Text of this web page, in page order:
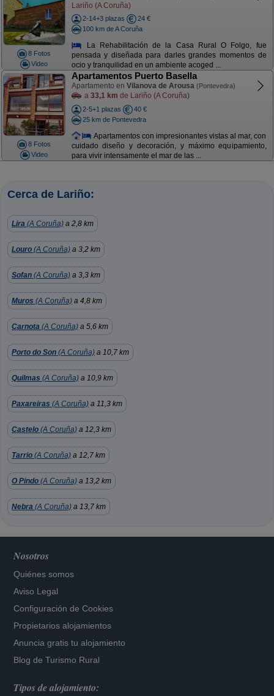
8 Fotos
Video
Lariño (A Coruña)
2-14+3 plazas
24 €
100 km de A Coruña
La Rehabilitación de la Casa Rural O Folgo, fue
pensada y diseñada para darles grandes momentos de
ocio y tranquilidad en un ambiente acoged ...
8 Fotos
Video
Apartamentos Puerto Basella
Apartamento en Vilanova de Arousa (Pontevedra)
a 33,1 km de Lariño (A Coruña)
2-5+1 plazas
40 €
25 km de Pontevedra
Apartamentos con impresionantes vistas al mar, con
cuidado diseño y decoración, y máximo equipamiento,
para vivir intensamente el mar de las ...
Cerca de Lariño:
Lira (A Coruña) a 2,8 km
Louro (A Coruña) a 3,2 km
Sofan (A Coruña) a 3,3 km
Muros (A Coruña) a 4,8 km
Carnota (A Coruña) a 5,6 km
Porto do Son (A Coruña) a 10,7 km
Quilmas (A Coruña) a 10,9 km
Paxareiras (A Coruña) a 11,3 km
Castelo (A Coruña) a 12,3 km
Tarrio (A Coruña) a 12,7 km
O Pindo (A Coruña) a 13,2 km
Nebra (A Coruña) a 13,7 km
Nosotros
Quiénes somos
Aviso Legal
Configuración de Cookies
Propietarios alojamientos
Anuncia gratis tu alojamiento
Blog de Turismo Rural
Tipos de alojamiento: